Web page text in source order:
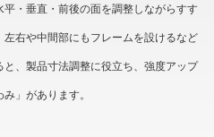
・垂直・前後の面を調整しながらすす
右や中間部にもフレームを設けるなど
、製品寸法調整に役立ち、強度アップ
み」があります。